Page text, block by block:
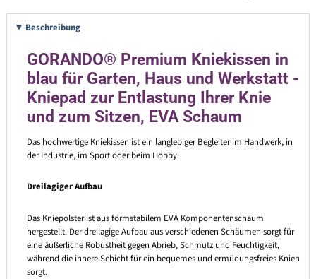
Beschreibung
GORANDO® Premium Kniekissen in
blau für Garten, Haus und Werkstatt -
Kniepad zur Entlastung Ihrer Knie
und zum Sitzen, EVA Schaum
Das hochwertige Kniekissen ist ein langlebiger Begleiter im Handwerk, in
der Industrie, im Sport oder beim Hobby.
Dreilagiger Aufbau
Das Kniepolster ist aus formstabilem EVA Komponentenschaum
hergestellt. Der dreilagige Aufbau aus verschiedenen Schäumen sorgt für
eine äußerliche Robustheit gegen Abrieb, Schmutz und Feuchtigkeit,
während die innere Schicht für ein bequemes und ermüdungsfreies Knien
sorgt.